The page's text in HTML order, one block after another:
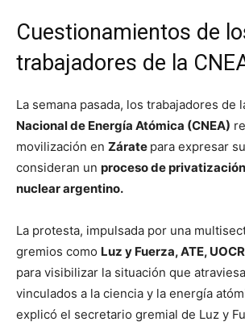
Cuestionamientos de
trabajadores de la
La semana pasada, los trabajadores de
Nacional de Energía Atómica (CNEA)
movilización en Zárate para expresar
consideran un proceso de
nuclear argentino.
La protesta, impulsada por una
gremios como Luz y Fuerza, ATE,
para visibilizar la situación que
vinculados a la ciencia y la energía
explicó el secretario gremial de Luz y